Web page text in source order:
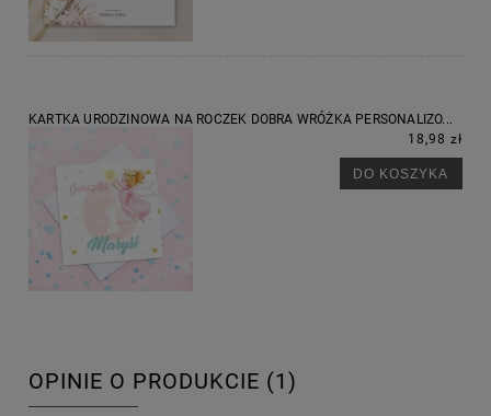
KARTKA URODZINOWA NA ROCZEK DOBRA WRÓŻKA PERSONALIZO...
18,98 zł
DO KOSZYKA
OPINIE O PRODUKCIE (1)